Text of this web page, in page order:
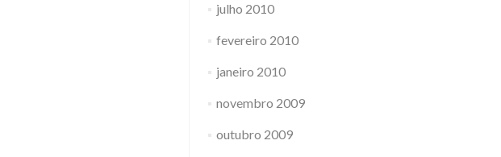
julho 2010
fevereiro 2010
janeiro 2010
novembro 2009
outubro 2009